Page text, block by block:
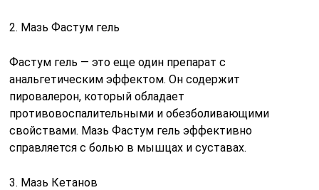
2. Мазь Фастум гель
Фастум гель — это еще один препарат с
анальгетическим эффектом. Он содержит
пировалерон, который обладает
противовоспалительными и обезболивающими
свойствами. Мазь Фастум гель эффективно
справляется с болью в мышцах и суставах.
3. Мазь Кетанов